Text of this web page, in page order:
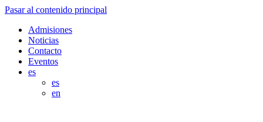
Pasar al contenido principal
Admisiones
Noticias
Contacto
Eventos
es
es
en